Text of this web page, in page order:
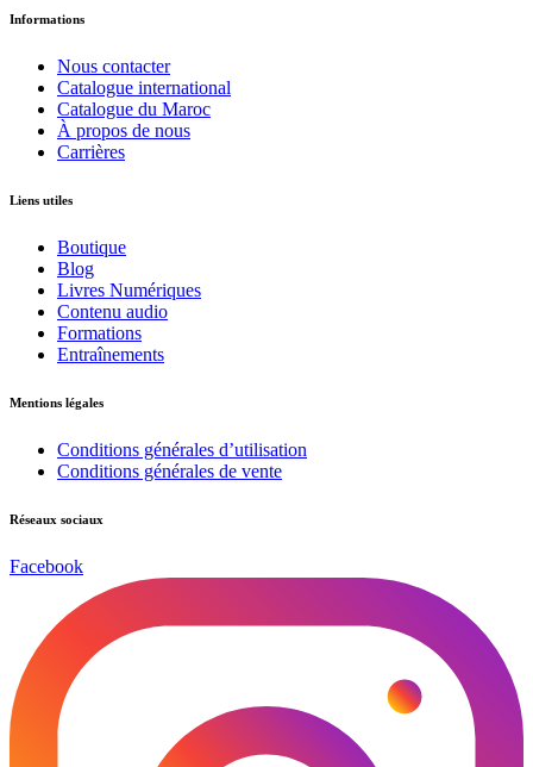
Informations
Nous contacter
Catalogue international
Catalogue du Maroc
À propos de nous
Carrières
Liens utiles
Boutique
Blog
Livres Numériques
Contenu audio
Formations
Entraînements
Mentions légales
Conditions générales d’utilisation
Conditions générales de vente
Réseaux sociaux
Facebook